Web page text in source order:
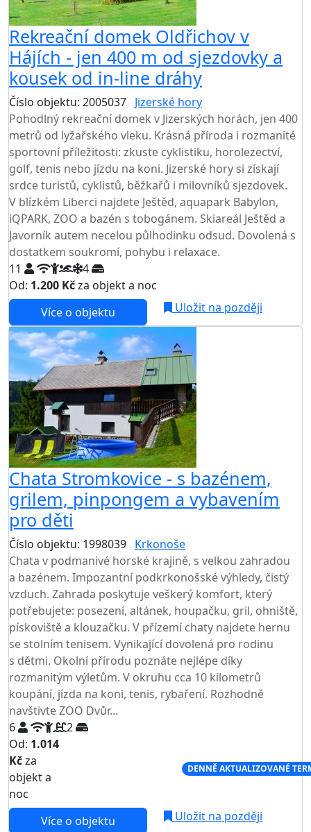
Rekreační domek Oldřichov v
Hájích - jen 400 m od sjezdovky a
kousek od in-line dráhy
Číslo objektu: 2005037 Jizerské hory
Pohodlný rekreační domek v Jizerských horách, jen 400
metrů od lyžařského vleku. Krásná příroda i rozmanité
sportovní příležitosti: zkuste cyklistiku, horolezectví,
golf, tenis nebo jízdu na koni. Jizerské hory si získají
srdce turistů, cyklistů, běžkařů i milovníků sjezdovek.
V blízkém Liberci najdete Ještěd, aquapark Babylon,
iQPARK, ZOO a bazén s tobogánem. Skiareál Ještěd a
Javorník autem necelou půlhodinku odsud. Dovolená s
dostatkem soukromí, pohybu i relaxace.
11
4
Od: 1.200 Kčza objekt a noc
Více o objektu Uložit na později
Chata Stromkovice - s bazénem,
grilem, pinpongem a vybavením
pro děti
Číslo objektu: 1998039 Krkonoše
Chata v podmanivé horské krajině, s velkou zahradou
a bazénem. Impozantní podkrkonošské výhledy, čistý
vzduch. Zahrada poskytuje veškerý komfort, který
potřebujete: posezení, altánek, houpačku, gril, ohniště,
pískoviště a klouzačku. V přízemí chaty najdete hernu
se stolním tenisem. Vynikající dovolená pro rodinu
s dětmi. Okolní přírodu poznáte nejlépe díky
rozmanitým výletům. V okruhu cca 10 kilometrů
koupání, jízda na koni, tenis, rybaření. Rozhodně
navštivte ZOO Dvůr...
6
2
Od: 1.014
Kčza
objekt a
noc
DENNĚ AKTUALIZOVANÉ
Více o objektu
Uložit na později